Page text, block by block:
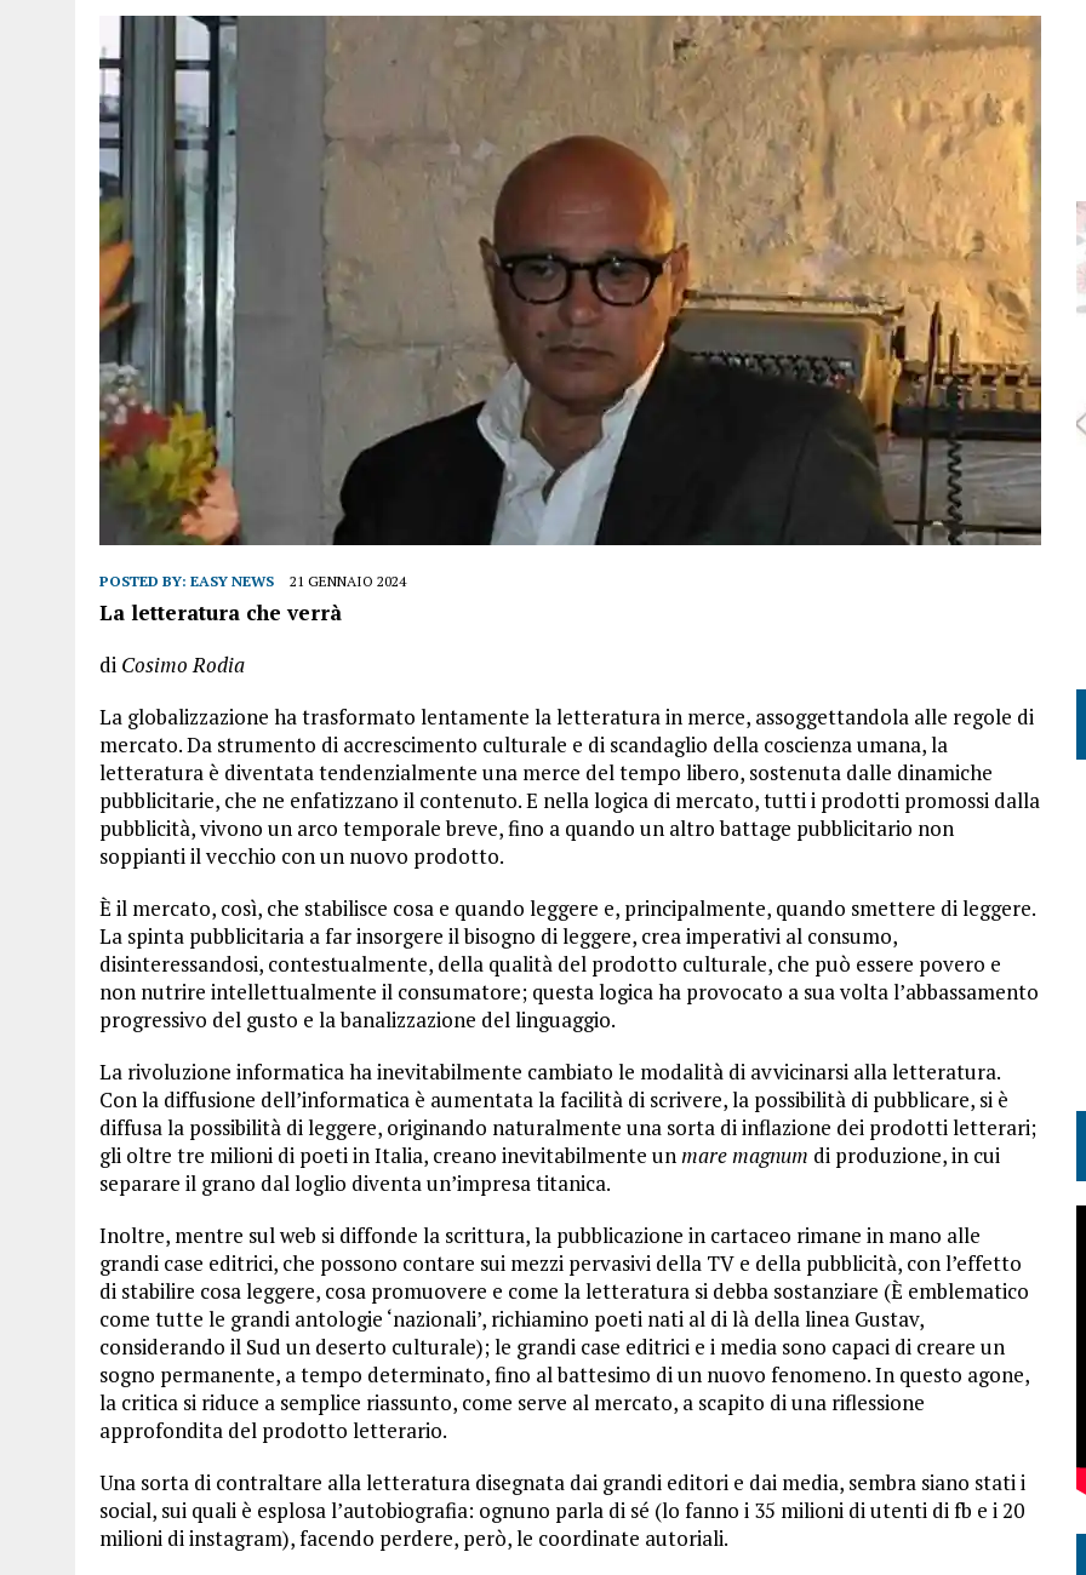
POSTED BY: EASY NEWS 21 GENNAIO 2024
La letteratura che verrà
di Cosimo Rodia
La globalizzazione ha trasformato lentamente la letteratura in merce, assoggettandola alle regole di
mercato. Da strumento di accrescimento culturale e di scandaglio della coscienza umana, la
letteratura è diventata tendenzialmente una merce del tempo libero, sostenuta dalle dinamiche
pubblicitarie, che ne enfatizzano il contenuto. E nella logica di mercato, tutti i prodotti promossi dalla
pubblicità, vivono un arco temporale breve, fino a quando un altro battage pubblicitario non
soppianti il vecchio con un nuovo prodotto.
È il mercato, così, che stabilisce cosa e quando leggere e, principalmente, quando smettere di leggere.
La spinta pubblicitaria a far insorgere il bisogno di leggere, crea imperativi al consumo,
disinteressandosi, contestualmente, della qualità del prodotto culturale, che può essere povero e
non nutrire intellettualmente il consumatore; questa logica ha provocato a sua volta l’abbassamento
progressivo del gusto e la banalizzazione del linguaggio.
La rivoluzione informatica ha inevitabilmente cambiato le modalità di avvicinarsi alla letteratura.
Con la diffusione dell’informatica è aumentata la facilità di scrivere, la possibilità di pubblicare, si è
diffusa la possibilità di leggere, originando naturalmente una sorta di inflazione dei prodotti letterari;
gli oltre tre milioni di poeti in Italia, creano inevitabilmente unmare magnum di produzione, in cui
separare il grano dal loglio diventa un’impresa titanica.
Inoltre, mentre sul web si diffonde la scrittura, la pubblicazione in cartaceo rimane in mano alle
grandi case editrici, che possono contare sui mezzi pervasivi della TV e della pubblicità, con l’effetto
di stabilire cosa leggere, cosa promuovere e come la letteratura si debba sostanziare (È emblematico
come tutte le grandi antologie ‘nazionali’, richiamino poeti nati al di là della linea Gustav,
considerando il Sud un deserto culturale); le grandi case editrici e i media sono capaci di creare un
sogno permanente, a tempo determinato, fino al battesimo di un nuovo fenomeno. In questo agone,
la critica si riduce a semplice riassunto, come serve al mercato, a scapito di una riflessione
approfondita del prodotto letterario.
Una sorta di contraltare alla letteratura disegnata dai grandi editori e dai media, sembra siano stati i
social, sui quali è esplosa l’autobiografia: ognuno parla di sé (lo fanno i 35 milioni di utenti di fb e i 20
milioni di instagram), facendo perdere, però, le coordinate autoriali.